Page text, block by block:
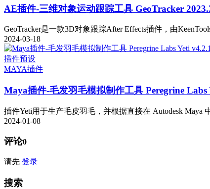
AE插件-三维对象运动跟踪工具 GeoTracker
GeoTracker是一款3D对象跟踪After Effects插件，由
2024-03-18
插件预设
MAYA插件
Maya插件-毛发羽毛模拟制作工具 Peregrine Labs
插件Yeti用于生产毛皮羽毛，并根据直接在 Autodesk Maya
2024-01-08
评论0
请先 登录
搜索